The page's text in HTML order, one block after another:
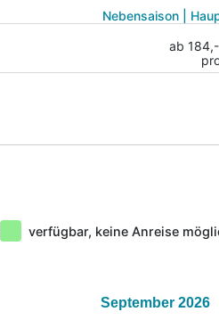
Nebensaison |
ab
verfügbar, keine Anreise
September 2026